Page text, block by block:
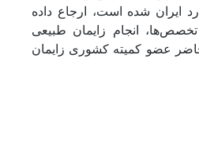
ایران شده است، ارجاع داده
انجام زایمان طبیعی
عضو کمیته کشوری زایمان